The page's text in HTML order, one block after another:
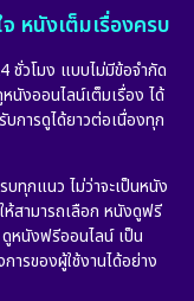
(6)
(11)
(2)
หนังเต็มเรื่องครบ
ชั่วโมง แบบไม่มีข้อจำกัด
นังออนไลน์เต็มเรื่อง ได้
การดูได้ยาวต่อเนื่องทุก
ทุกแนว ไม่ว่าจะเป็นหนัง
ห้สามารถเลือก หนังดูฟรี
ดูหนังฟรีออนไลน์ เป็น
ารของผู้ใช้งานได้อย่าง